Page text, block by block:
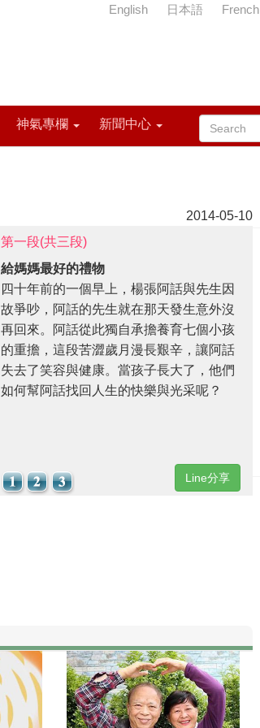
神氣專欄 新聞中心
English 日本語 French
2014-05-10
第一段(共三段)
給媽媽最好的禮物
四十年前的一個早上，楊張阿話與先生因
故爭吵，阿話的先生就在那天發生意外沒
再回來。阿話從此獨自承擔養育七個小孩
的重擔，這段苦澀歲月漫長艱辛，讓阿話
失去了笑容與健康。當孩子長大了，他們
如何幫阿話找回人生的快樂與光采呢？
Line分享